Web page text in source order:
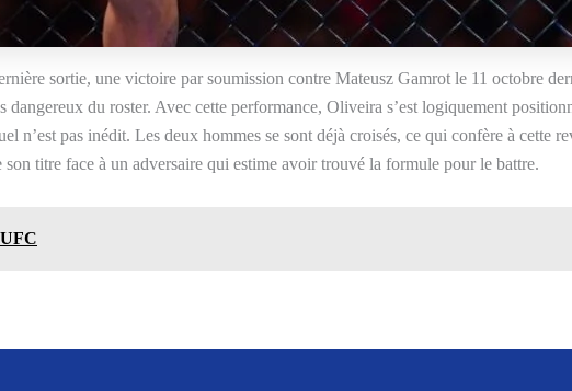
sortie, une victoire par soumission contre Mateusz Gamrot le 11 octobre
du roster. Avec cette performance, Oliveira s’est logiquement
n’est pas inédit. Les deux hommes se sont déjà croisés, ce qui confère à cette
titre face à un adversaire qui estime avoir trouvé la formule pour le battre.